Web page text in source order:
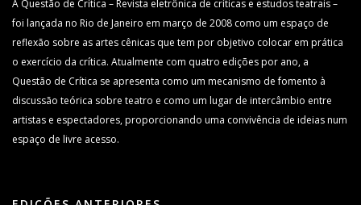
A Questão de Crítica – Revista eletrônica de críticas e estudos teatrais –
foi lançada no Rio de Janeiro em março de 2008 como um espaço de
reflexão sobre as artes cênicas que tem por objetivo colocar em prática
o exercício da crítica. Atualmente com quatro edições por ano, a
Questão de Crítica se apresenta como um mecanismo de fomento à
discussão teórica sobre teatro e como um lugar de intercâmbio entre
artistas e espectadores, proporcionando uma convivência de ideias num
espaço de livre acesso.